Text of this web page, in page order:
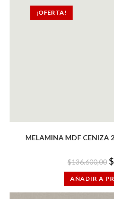
¡OFERTA!
MELAMINA MDF CENIZA
$136.600,00 El
$
AÑADIR A